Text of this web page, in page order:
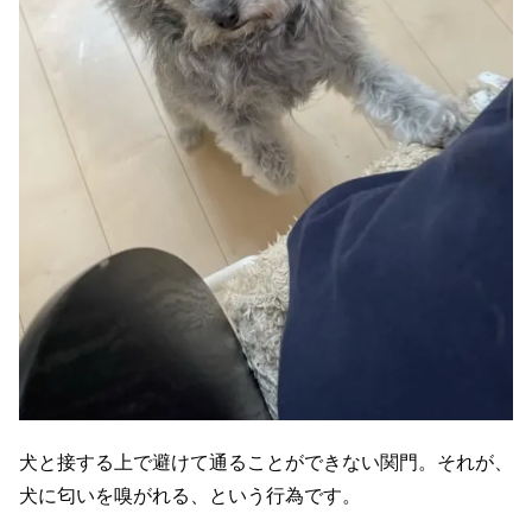
犬と接する上で避けて通ることができない関門。それが、
犬に匂いを嗅がれる、という行為です。